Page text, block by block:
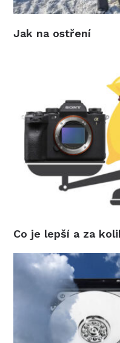
Jak na ostření
Co je lepší a za